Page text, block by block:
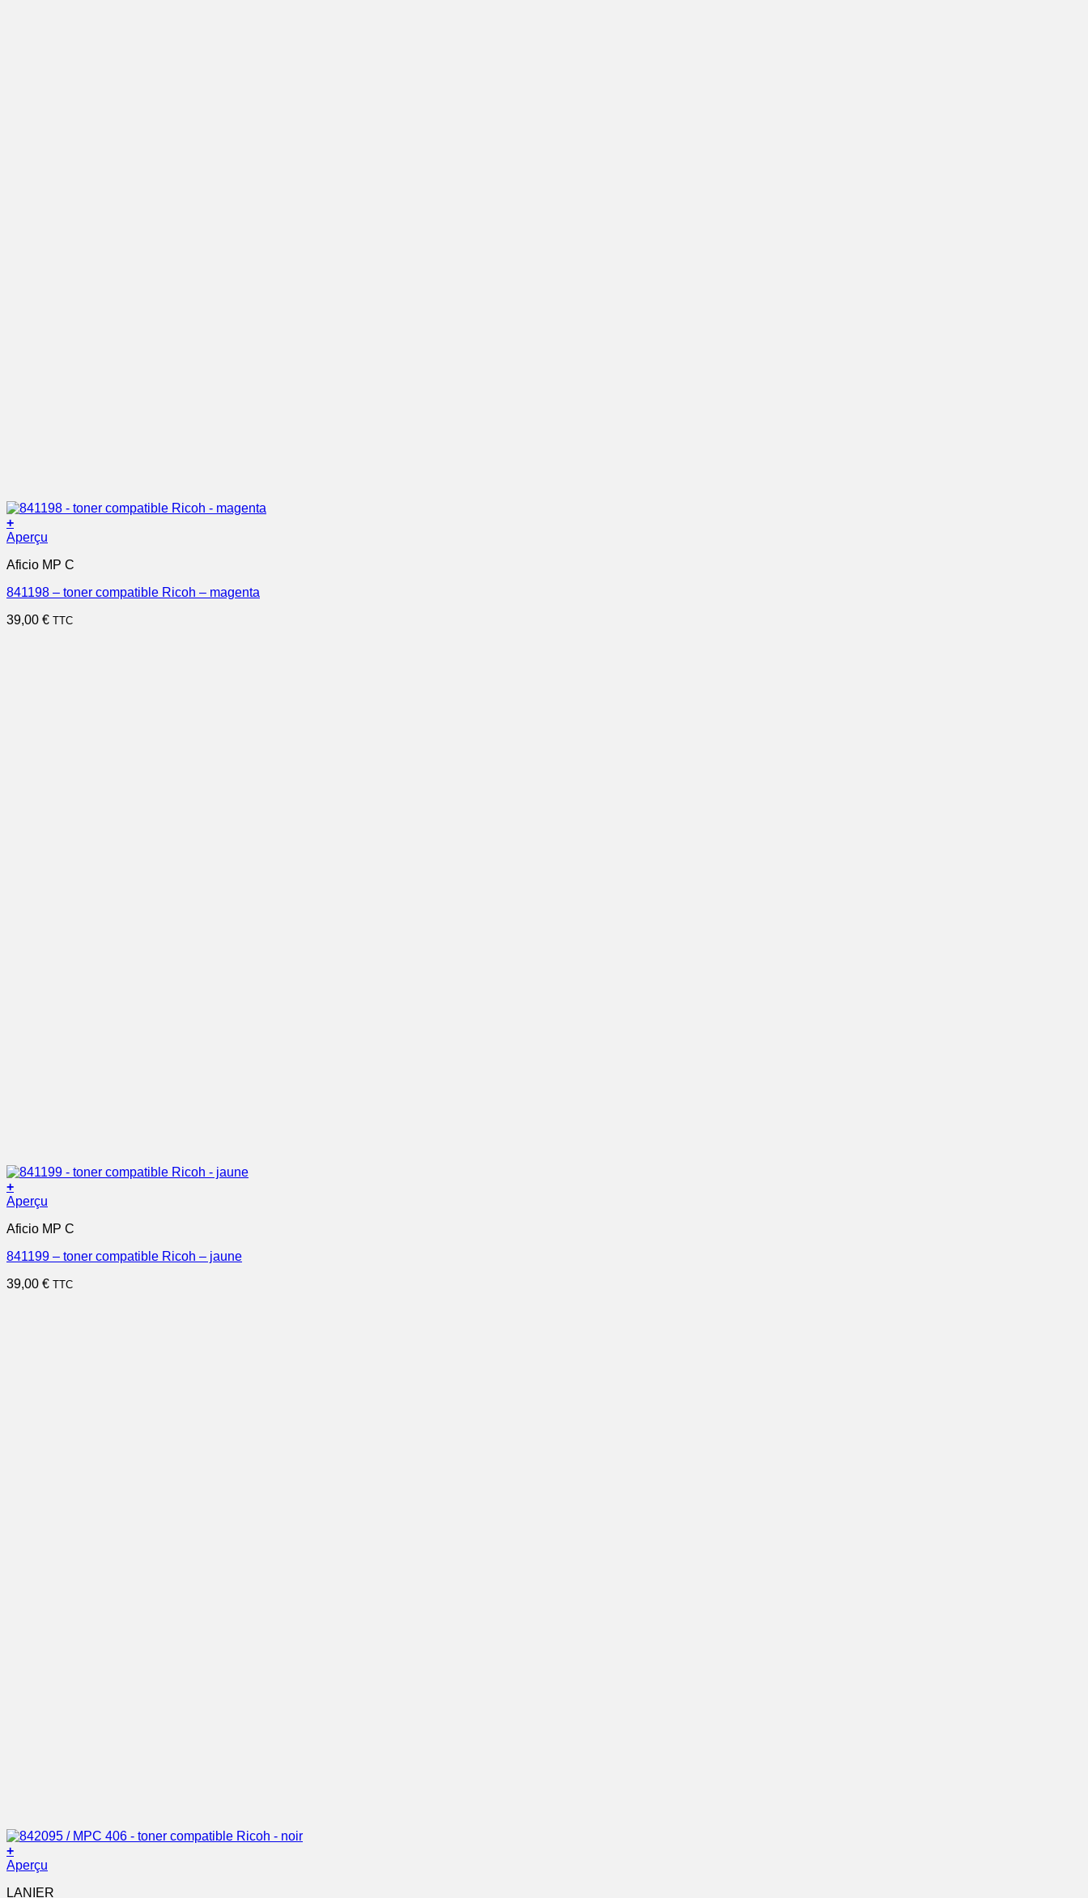
+
Aperçu
Aficio MP C
841198 – toner compatible Ricoh – magenta
39,00 € TTC
+
Aperçu
Aficio MP C
841199 – toner compatible Ricoh – jaune
39,00 € TTC
+
Aperçu
LANIER